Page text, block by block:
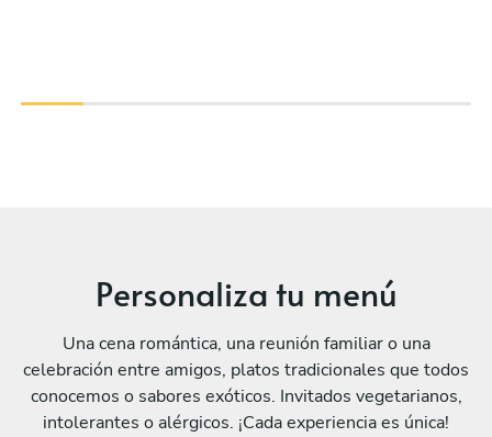
Personaliza tu menú
Una cena romántica, una reunión familiar o una
celebración entre amigos, platos tradicionales que todos
conocemos o sabores exóticos. Invitados vegetarianos,
intolerantes o alérgicos. ¡Cada experiencia es única!